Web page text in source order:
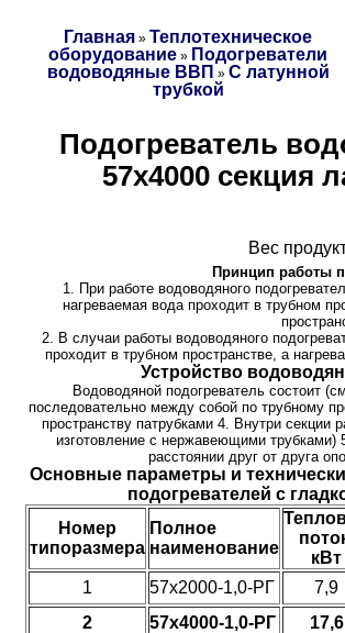
Главная » Теплотехническое
оборудование » Подогреватели
водоводяные ВВП » С латунной
трубкой
Подогреватель
57х4000 секция
Вес
Принцип работы
1. При работе водоводяного
нагреваемая вода проходит в трубном
2. В случаи работы водоводяного
проходит в трубном пространстве, а
Устройство
Водоводяной подогреватель состоит
последовательно между собой по трубному
пространству патрубками 4. Внутри
изготовление с нержавеющими
расстоянии друг от друга
Основные параметры и
подогревателей с
Номер
типоразмера
Полное
наименование
кВт
1 57х2000-1,0-РГ 7,9
2
57х4000-1,0-РГ 17,6